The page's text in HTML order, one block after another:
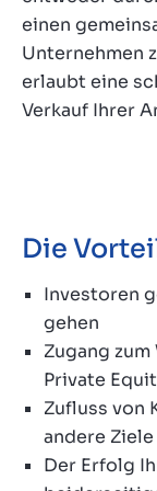
einen
Unternehmen
erlaubt eine
Verkauf Ihrer
Die
Investoren
gehen
Zugang
Private
Zufluss von
andere
Der Erfolg